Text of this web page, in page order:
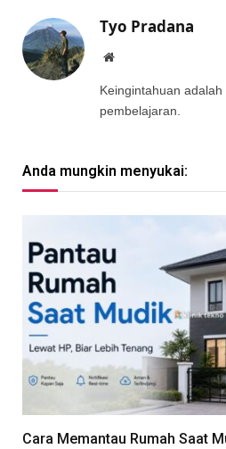
Tyo Pradana
Website
Keingintahuan
pembelajaran.
Anda mungkin menyukai:
Cara Memantau Rumah Saat